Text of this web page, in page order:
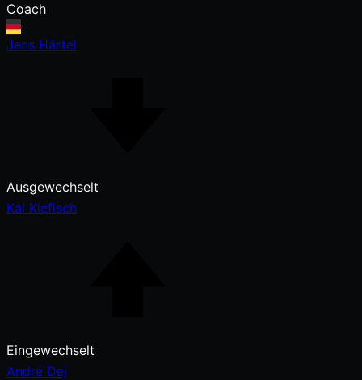
Coach
Jens Härtel
Ausgewechselt
Kai Klefisch
Eingewechselt
André Dej